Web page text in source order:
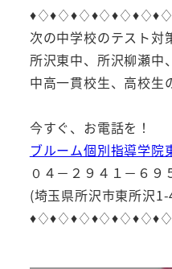
次の中学校のテスト対
所沢東中、所沢柳瀬中
中高一貫校生、高校生
今すぐ、お電話を！
ブルーム個別指導学院
０４－２９４１－６９
(埼玉県所沢市東所沢